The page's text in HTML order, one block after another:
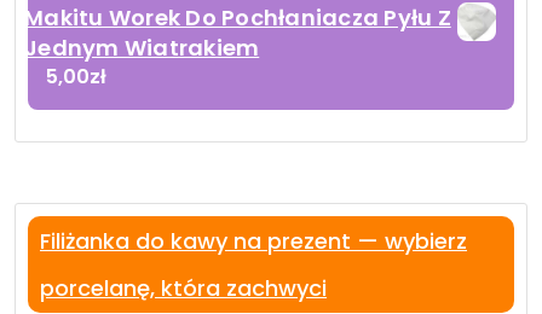
Makitu Worek Do Pochłaniacza Pyłu Z
Jednym Wiatrakiem
5,00zł
Filiżanka do kawy na prezent — wybierz
porcelanę, która zachwyci